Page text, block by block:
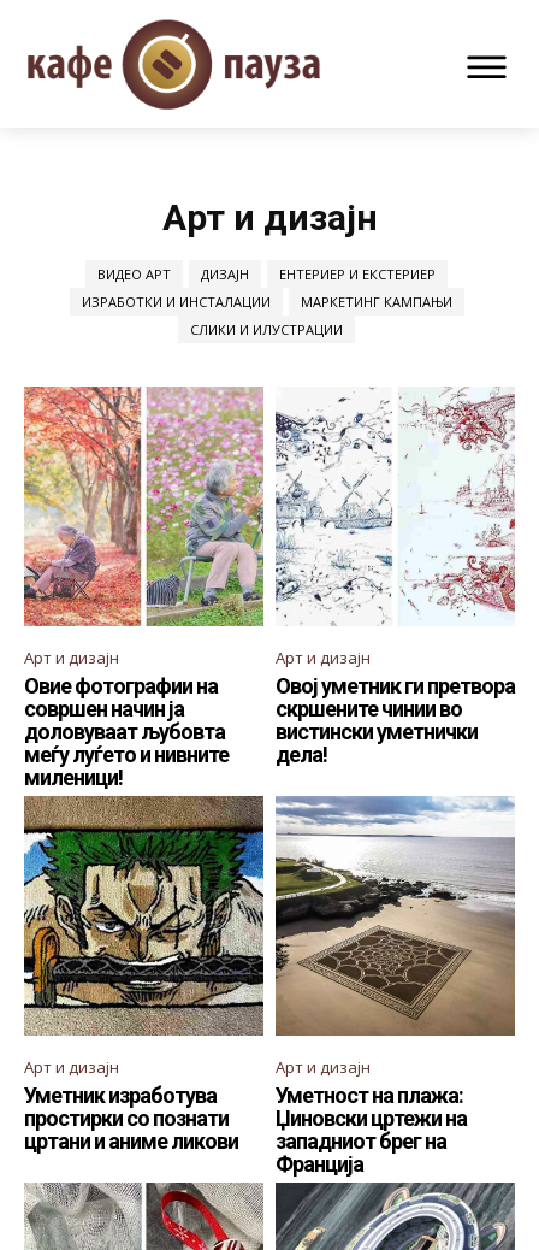
Арт и дизајн
ВИДЕО АРТ ДИЗАЈН
ЕНТЕРИЕР И ЕКСТЕРИЕР
ИЗРАБОТКИ И ИНСТАЛАЦИИ
МАРКЕТИНГ КАМПАЊИ
СЛИКИ И ИЛУСТРАЦИИ
Арт и дизајн
Овие фотографии на
совршен начин ја
доловуваат љубовта
меѓу луѓето и нивните
миленици!
Арт и дизајн
Овој уметник ги претвора
скршените чинии во
вистински уметнички
дела!
Арт и дизајн
Уметник изработува
простирки со познати
цртани и аниме ликови
Арт и дизајн
Уметност на плажа:
Џиновски цртежи на
западниот брег на
Франција